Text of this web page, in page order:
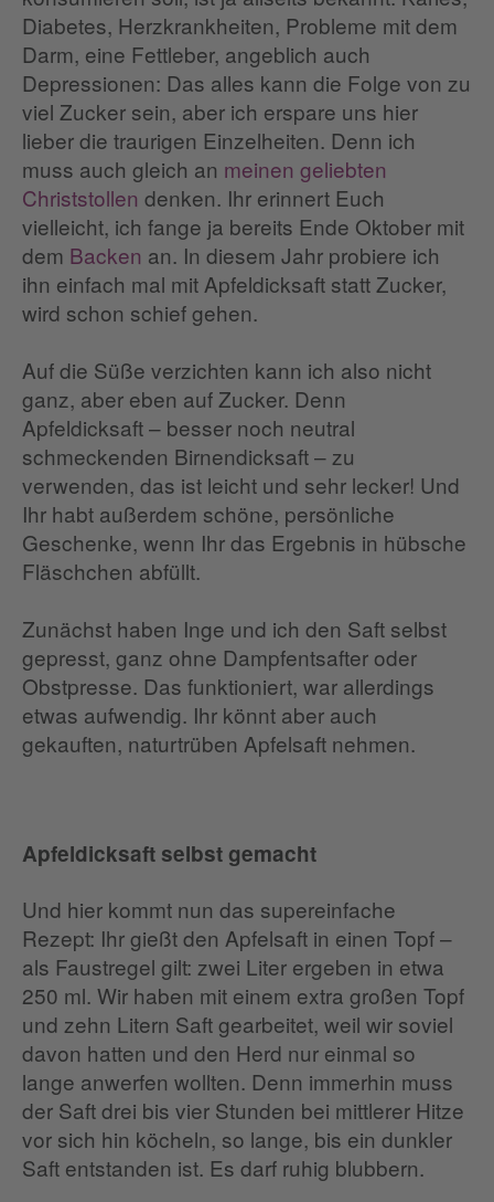
Diabetes, Herzkrankheiten, Probleme mit dem
Darm, eine Fettleber, angeblich auch
Depressionen: Das alles kann die Folge von zu
viel Zucker sein, aber ich erspare uns hier
lieber die traurigen Einzelheiten. Denn ich
muss auch gleich an meinen geliebten
Christstollen denken. Ihr erinnert Euch
vielleicht, ich fange ja bereits Ende Oktober mit
dem Backen an. In diesem Jahr probiere ich
ihn einfach mal mit Apfeldicksaft statt Zucker,
wird schon schief gehen.
Auf die Süße verzichten kann ich also nicht
ganz, aber eben auf Zucker. Denn
Apfeldicksaft – besser noch neutral
schmeckenden Birnendicksaft – zu
verwenden, das ist leicht und sehr lecker! Und
Ihr habt außerdem schöne, persönliche
Geschenke, wenn Ihr das Ergebnis in hübsche
Fläschchen abfüllt.
Zunächst haben Inge und ich den Saft selbst
gepresst, ganz ohne Dampfentsafter oder
Obstpresse. Das funktioniert, war allerdings
etwas aufwendig. Ihr könnt aber auch
gekauften, naturtrüben Apfelsaft nehmen.
Apfeldicksaft selbst gemacht
Und hier kommt nun das supereinfache
Rezept: Ihr gießt den Apfelsaft in einen Topf –
als Faustregel gilt: zwei Liter ergeben in etwa
250 ml. Wir haben mit einem extra großen Topf
und zehn Litern Saft gearbeitet, weil wir soviel
davon hatten und den Herd nur einmal so
lange anwerfen wollten. Denn immerhin muss
der Saft drei bis vier Stunden bei mittlerer Hitze
vor sich hin köcheln, so lange, bis ein dunkler
Saft entstanden ist. Es darf ruhig blubbern.